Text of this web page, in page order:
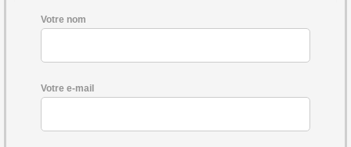
Votre nom
Votre e-mail